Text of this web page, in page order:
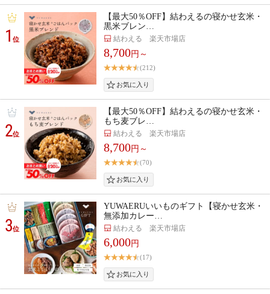
1位
【最大50％OFF】結わえるの寝かせ玄米・
黒米ブレン…
結わえる 楽天市場店
8,700円～
(212)
2位
【最大50％OFF】結わえるの寝かせ玄米・
もち麦ブレ…
結わえる 楽天市場店
8,700円～
(70)
3位
YUWAERUいいものギフト【寝かせ玄米・
無添加カレー…
結わえる 楽天市場店
6,000円
(17)